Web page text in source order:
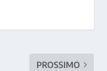
PROSSIMO